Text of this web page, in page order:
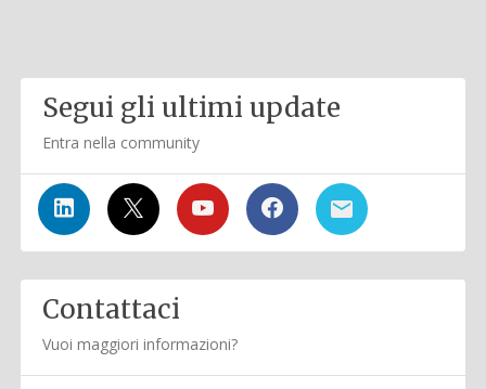
Segui gli ultimi update
Entra nella community
Contattaci
Vuoi maggiori informazioni?